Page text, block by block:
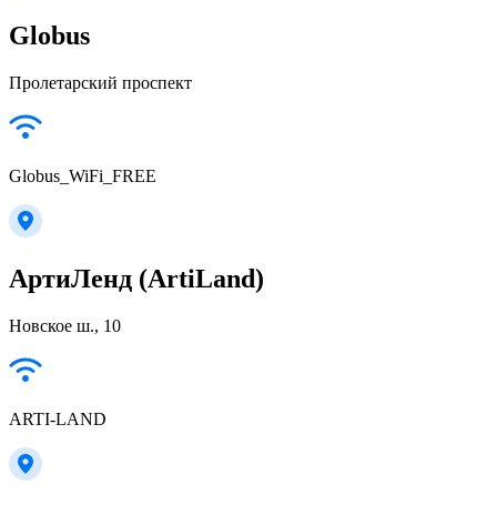
Globus
Пролетарский проспект
Globus_WiFi_FREE
АртиЛенд (ArtiLand)
Новское ш., 10
ARTI-LAND